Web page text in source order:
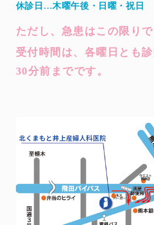
休診日…木曜午後・日曜・祝日
ただし、急患はこの限りで
受付時間は、各曜日とも
30分前までです。